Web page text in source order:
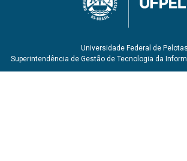
Universidade Federal de Pelotas
Superintendência de Gestão de Tecnologia da